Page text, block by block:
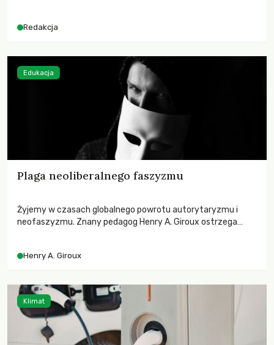
Redakcja
Plaga neoliberalnego faszyzmu
Żyjemy w czasach globalnego powrotu autorytaryzmu i
neofaszyzmu. Znany pedagog Henry A. Giroux ostrzega
wychowają świadomych obywateli?
Henry A. Giroux
Edukacja
Klimat